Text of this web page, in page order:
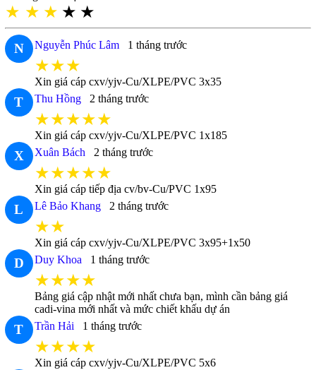
★ ★ ★ ★ ★
N Nguyễn Phúc Lâm 1 tháng trước
★★★
Xin giá cáp cxv/yjv-Cu/XLPE/PVC 3x35
T Thu Hồng 2 tháng trước
★★★★★
Xin giá cáp cxv/yjv-Cu/XLPE/PVC 1x185
X Xuân Bách 2 tháng trước
★★★★★
Xin giá cáp tiếp địa cv/bv-Cu/PVC 1x95
L Lê Bảo Khang 2 tháng trước
★★
Xin giá cáp cxv/yjv-Cu/XLPE/PVC 3x95+1x50
D Duy Khoa 1 tháng trước
★★★★
Bảng giá cập nhật mới nhất chưa bạn, mình cần bảng giá
cadi-vina mới nhất và mức chiết khấu dự án
T Trần Hải 1 tháng trước
★★★★
Xin giá cáp cxv/yjv-Cu/XLPE/PVC 5x6